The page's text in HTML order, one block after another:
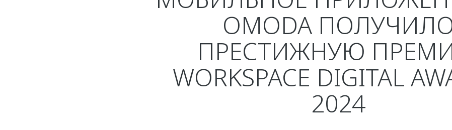
OMODA
ПРЕСТИЖНУЮ
WORKSPACE DIGITAL
2024